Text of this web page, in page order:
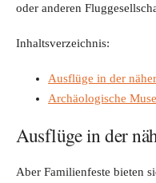
oder anderen
Inhaltsverzeichnis:
Ausflüge in der
Archäologische
Ausflüge in der
Aber Familienfeste bieten